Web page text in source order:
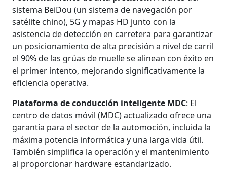
sistema BeiDou (un sistema de navegación por
satélite chino), 5G y mapas HD junto con la
asistencia de detección en carretera para garantizar
un posicionamiento de alta precisión a nivel de carril
el 90% de las grúas de muelle se alinean con éxito en
el primer intento, mejorando significativamente la
eficiencia operativa.
Plataforma de conducción inteligente MDC: El
centro de datos móvil (MDC) actualizado ofrece una
garantía para el sector de la automoción, incluida la
máxima potencia informática y una larga vida útil.
También simplifica la operación y el mantenimiento
al proporcionar hardware estandarizado.